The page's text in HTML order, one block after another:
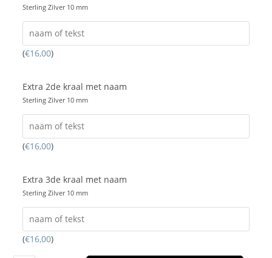
Sterling Zilver 10 mm
(€16,00)
Extra 2de kraal met naam
Sterling Zilver 10 mm
(€16,00)
Extra 3de kraal met naam
Sterling Zilver 10 mm
(€16,00)